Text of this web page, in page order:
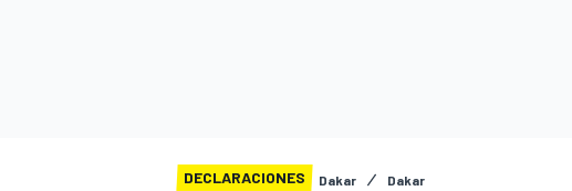
DECLARACIONES Dakar Dakar